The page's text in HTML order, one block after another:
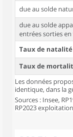
due au solde
due au solde
entrées sorties en
Taux de
Taux de
Les données
identique, dans la
Sources : Insee,
RP2023